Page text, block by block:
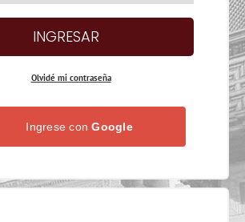
Olvidé mi contraseña
Ingrese conGoogle